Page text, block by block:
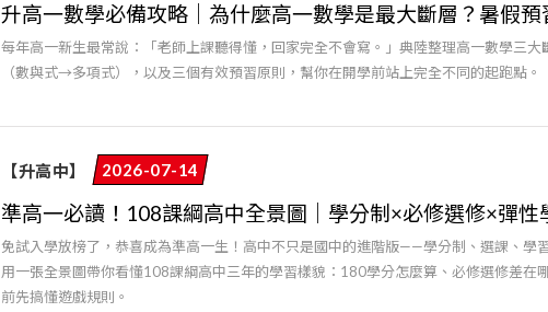
升高一數學必備攻略｜為什麼高一數學是最大斷層？暑假
每年高一新生最常說：「老師上課聽得懂，回家完全不會寫。」典陸整理高一數學三
（數與式→多項式），以及三個有效預習原則，幫你在開學前站上完全不同的起跑點。
【升高中】 2026-07-14
準高一必讀！108課綱高中全景圖｜學分制×必修選修×彈性
免試入學放榜了，恭喜成為準高一生！高中不只是國中的進階版——學分制、選課、學
用一張全景圖帶你看懂108課綱高中三年的學習樣貌：180學分怎麼算、必修選修差在
前先搞懂遊戲規則。